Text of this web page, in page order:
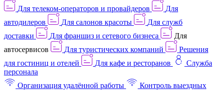
Для телеком-операторов и провайдеров
Для
автодилеров
Для салонов красоты
Для служб
доставки
Для франшиз и сетевого бизнеса
Для
автосервисов
Для туристических компаний
Решения
для гостиниц и отелей
Для кафе и ресторанов
Служба
персонала
Организация удалённой работы
Контроль выездных